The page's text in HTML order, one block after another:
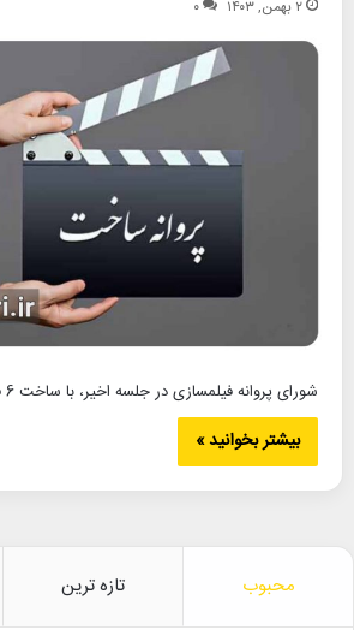
۲ بهمن, ۱۴۰۳ ۰
شورای پروانه فیلمسازی در جلسه اخیر، با ساخت 6 فیلم‌نامه موافقت کرد.
بیشتر بخوانید »
محبوب تازه ترین